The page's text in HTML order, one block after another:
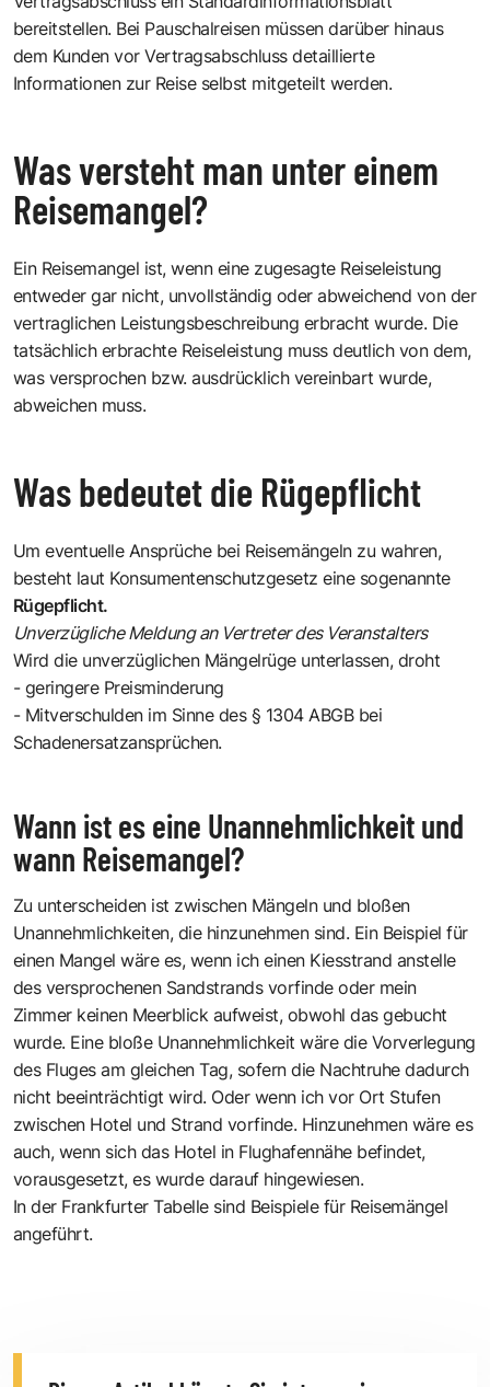
bereitstellen. Bei Pauschalreisen müssen darüber hinaus
dem Kunden vor Vertragsabschluss detaillierte
Informationen zur Reise selbst mitgeteilt werden.
Was versteht man unter einem
Reisemangel?
Ein Reisemangel ist, wenn eine zugesagte Reiseleistung
entweder gar nicht, unvollständig oder abweichend von der
vertraglichen Leistungsbeschreibung erbracht wurde. Die
tatsächlich erbrachte Reiseleistung muss deutlich von dem,
was versprochen bzw. ausdrücklich vereinbart wurde,
abweichen muss.
Was bedeutet die Rügepflicht
Um eventuelle Ansprüche bei Reisemängeln zu wahren,
besteht laut Konsumentenschutzgesetz eine sogenannte
Rügepflicht.
Unverzügliche Meldung an Vertreter des Veranstalters
Wird die unverzüglichen Mängelrüge unterlassen, droht
- geringere Preisminderung
- Mitverschulden im Sinne des § 1304 ABGB bei
Schadenersatzansprüchen.
Wann ist es eine Unannehmlichkeit und
wann Reisemangel?
Zu unterscheiden ist zwischen Mängeln und bloßen
Unannehmlichkeiten, die hinzunehmen sind. Ein Beispiel für
einen Mangel wäre es, wenn ich einen Kiesstrand anstelle
des versprochenen Sandstrands vorfinde oder mein
Zimmer keinen Meerblick aufweist, obwohl das gebucht
wurde. Eine bloße Unannehmlichkeit wäre die Vorverlegung
des Fluges am gleichen Tag, sofern die Nachtruhe dadurch
nicht beeinträchtigt wird. Oder wenn ich vor Ort Stufen
zwischen Hotel und Strand vorfinde. Hinzunehmen wäre es
auch, wenn sich das Hotel in Flughafennähe befindet,
vorausgesetzt, es wurde darauf hingewiesen.
In der Frankfurter Tabelle sind Beispiele für Reisemängel
angeführt.